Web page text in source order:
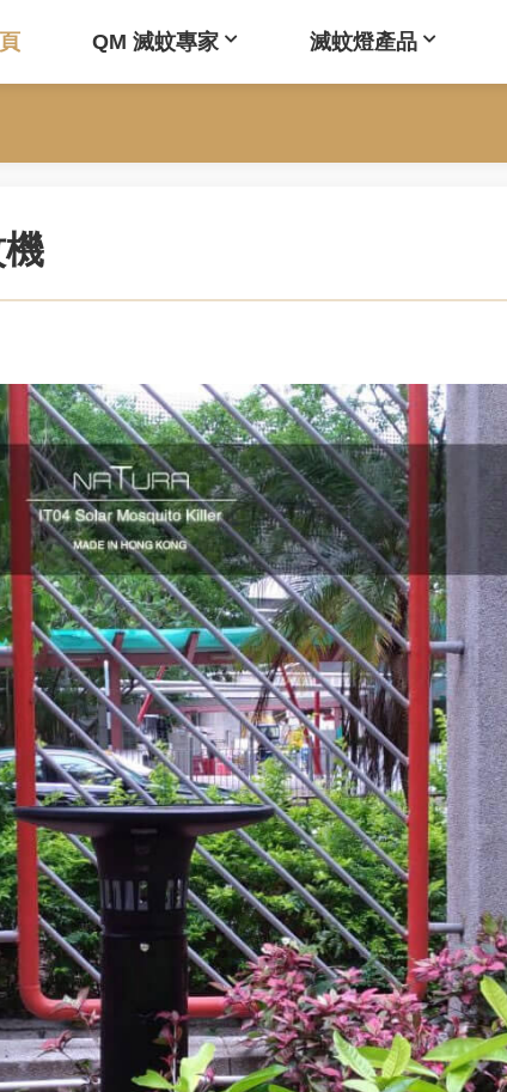
QM 滅蚊專家 滅蚊燈產品